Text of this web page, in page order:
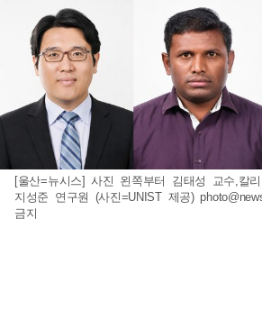
[울산=뉴시스] 사진 왼쪽부터 김태성 교수,칼
지성준 연구원 (사진=UNIST 제공)
금지